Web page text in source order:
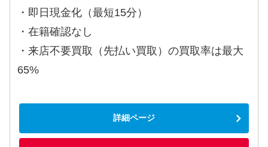
・即日現金化（最短15分）
・在籍確認なし
・来店不要買取（先払い買取）の買取率は最大
65%
詳細ページ